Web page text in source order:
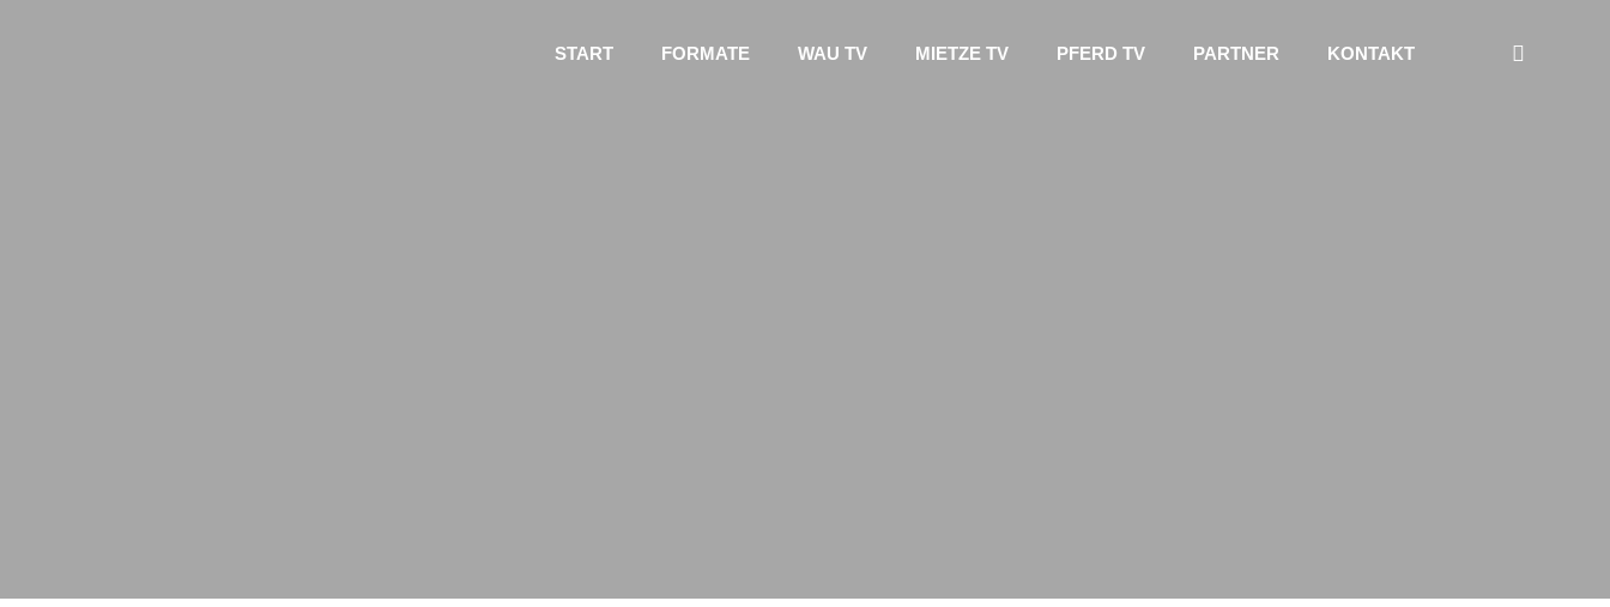
START FORMATE WAU TV MIETZE TV PFERD TV PARTNER KONTAKT